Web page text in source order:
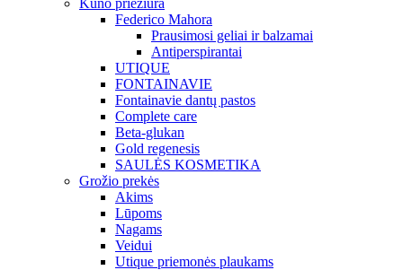
Federico Mahora
Prausimosi geliai ir balzamai
Antiperspirantai
UTIQUE
FONTAINAVIE
Fontainavie dantų pastos
Complete care
Beta-glukan
Gold regenesis
SAULĖS KOSMETIKA
Grožio prekės
Akims
Lūpoms
Nagams
Veidui
Utique priemonės plaukams